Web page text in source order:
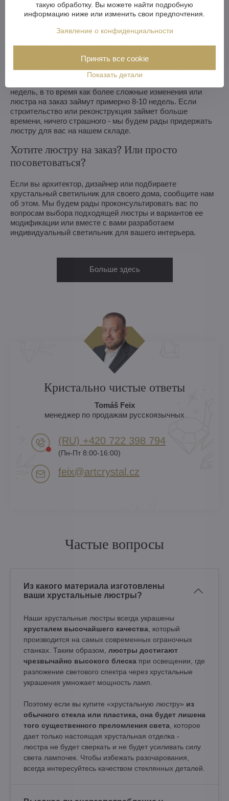
Если вы не выбрали люстру из нашего ассортимента, мы
Все, что вам нужно, - это рисунок или даже картинка/
вышлем вам эскизы, включая визуальные изображения.
недель, в то время как более сложные изменения или
люстра на заказ займут примерно 8-10 недель. Если
строительство или реконструкция займет больше
времени, ничего страшного - мы будем рады придержать
люстру для вас на нашем складе.
Хотите люстру на заказ? Или просто
посоветоваться?
Если вы архитектор, дизайнер или подбираете
хрустальный светильник для своего дома, сообщите нам
об этом. Мы будем рады проконсультировать вас по
вопросам выбора подходящей люстры и вариантов ее
модификации или вместе с вами разработаем
индивидуальный светильник для вашего интерьера.
Больше здесь
Кристально чистые ответы
Tomáš Feix
менеджер по продажам русскоязычных
(RU) +420 722 398 794​
(Пн-Пт 8:00-16:00)
feix​@artcrystal​.cz
Частые вопросы
Из какого материала изготовлены
ваши хрустальные люстры?
Наши хрустальные люстры всегда украшены
хрусталем высочайшего качества , который
производится на самых современных ограночных
станках. Таким образом, люстры достигают
чрезвычайно высокого блеска при освещении, где
разложение светового спектра через хрустальные
украшения умножает мощность ламп.
Поэтому если вы купите «хрустальную люстру» из
обычного стекла или пластика, она будет лишена
того существенного преломления света , которое
дает только настоящая хрустальная отделка -
люстра не будет сверкать и не будет усиливать силу
света лампочек. Чтобы избежать разочарования,
всегда интересуйтесь качеством стеклянных деталей.
такую обработку. Вы можете найти подробную
информацию ниже или изменить свои предпочтения.
Заявление о конфиденциальности
Показать детали
Принять все cookie